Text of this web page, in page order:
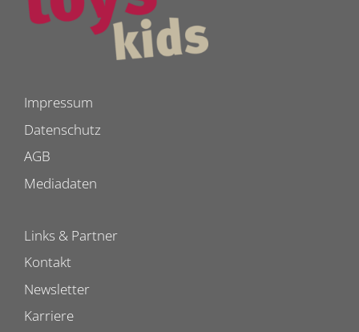
Impressum
Datenschutz
AGB
Mediadaten
Links & Partner
Kontakt
Newsletter
Karriere